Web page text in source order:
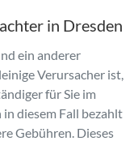
in Dresden
ein anderer
Verursacher ist,
für Sie im
diesem Fall bezahlt
Gebühren. Dieses